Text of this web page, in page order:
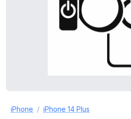
iPhone iPhone 14 Plus